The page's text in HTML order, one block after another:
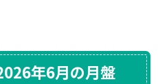
年6月の月盤